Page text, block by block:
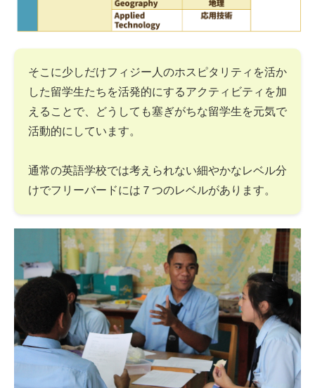
そこに少しだけフィジー人のホスピタリティを活か
した留学生たちを活発的にするアクティビティを加
えることで、どうしても塞ぎがちな留学生を元気で
活動的にしています。
通常の英語学校では考えられない細やかなレベル分
けでフリーバードには７つのレベルがあります。